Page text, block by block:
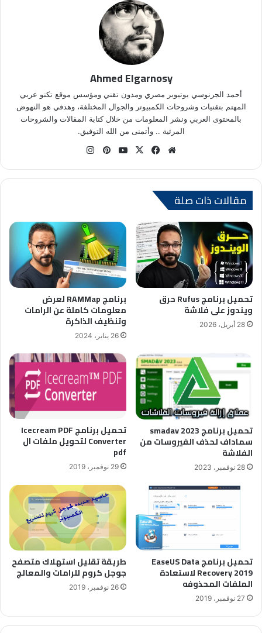
Ahmed Elgarnosy
أحمد الجرنوسي يوتيوبر مصري ومدون تقني ومؤسس موقع تكنو عربي
المهتم بتقنيات وشروحات الكمبيوتر والجوال المختلفة، وهدفي هو النهوض
بالمحتوى العربي ونشر المعلومات من خلال كتابة المقالات والشروحات
المرئية .. وأتمنى من الله التوفيق.
موق
الوي
ب
في
وك
X
يوتي
بينتي
س
ام
مقالات ذات صلة
تحميل برنامج Rufus حرق
ويندوز على فلاشة
28 أبريل، 2026
برنامج RAMMap لعرض
معلومات كاملة عن الرامات
وتنظيف الذاكرة
26 يناير، 2024
تحميل برنامج smadav 2023
سماداف لحذف الفيروسات من
الفلاشة
28 نوفمبر، 2023
تحميل برنامج Icecream PDF
Converter لتحويل ملفات ال
pdf
29 نوفمبر، 2019
تحميل برنامج EaseUS Data
Recovery 2019 لاستعادة
الملفات المحذوفه
27 نوفمبر، 2019
طريقة تقليل استهلاك متصفح
جوجل كروم للرامات والمعالج
26 نوفمبر، 2019